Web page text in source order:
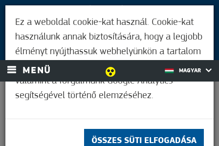
BEJELENTKEZÉS
MENÜ MAGYAR
Ez a weboldal cookie-kat használ. Cookie-kat
használunk annak biztosítására, hogy a legjobb
élményt nyújthassuk webhelyünkön a tartalom
és a hirdetések személyre szabásához,
valamint a forgalmunk Google Analytics
segítségével történő elemzéséhez.
ÖSSZES SÜTI ELFOGADÁSA